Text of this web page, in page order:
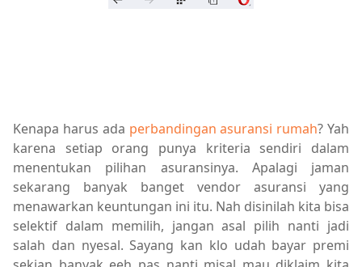
Kenapa harus ada perbandingan asuransi rumah? Yah
karena setiap orang punya kriteria sendiri dalam
menentukan pilihan asuransinya. Apalagi jaman
sekarang banyak banget vendor asuransi yang
menawarkan keuntungan ini itu. Nah disinilah kita bisa
selektif dalam memilih, jangan asal pilih nanti jadi
salah dan nyesal. Sayang kan klo udah bayar premi